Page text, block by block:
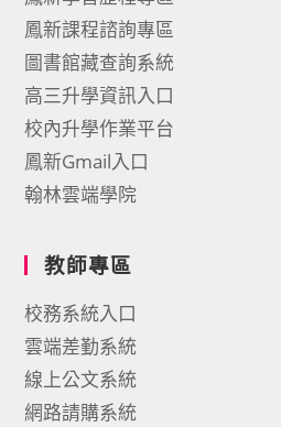
鳳新課程諮詢專區
圖書館藏查詢系統
高三升學資訊入口
校內升學作業平台
鳳新Gmail入口
翰林雲端學院
教師專區
校務系統入口
雲端差勤系統
線上公文系統
網路請購系統